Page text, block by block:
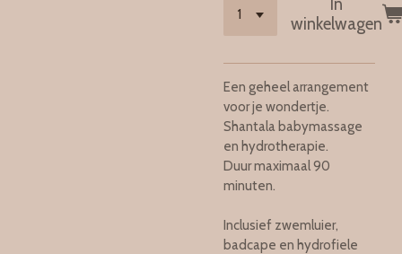
In
winkelwagen
Een geheel arrangement
voor je wondertje.
Shantala babymassage
en hydrotherapie.
Duur maximaal 90
minuten.
Inclusief zwemluier,
badcape en hydrofiele